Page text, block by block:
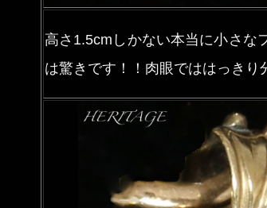
高さ1.5cmしかない本当に小さな
は驚きです！！肉眼でははっき